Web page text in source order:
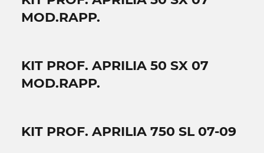
MOD.RAPP.
KIT PROF. APRILIA 50 SX 07
MOD.RAPP.
KIT PROF. APRILIA 750 SL 07-09